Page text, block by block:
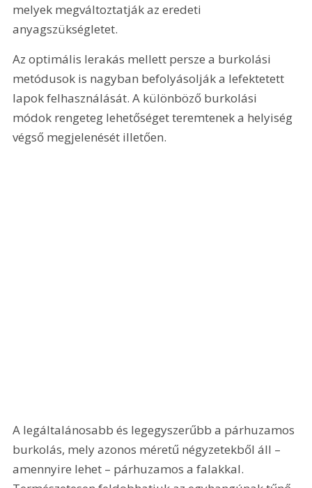
melyek megváltoztatják az eredeti
anyagszükségletet.
Az optimális lerakás mellett persze a burkolási
metódusok is nagyban befolyásolják a lefektetett
lapok felhasználását. A különböző burkolási
módok rengeteg lehetőséget teremtenek a helyiség
végső megjelenését illetően.
A legáltalánosabb és legegyszerűbb a párhuzamos
burkolás, mely azonos méretű négyzetekből áll –
amennyire lehet – párhuzamos a falakkal.